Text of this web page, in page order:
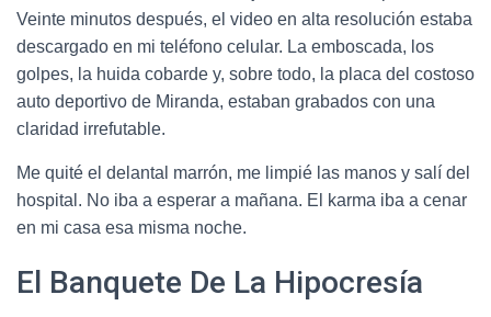
Veinte minutos después, el video en alta resolución estaba
descargado en mi teléfono celular. La emboscada, los
golpes, la huida cobarde y, sobre todo, la placa del costoso
auto deportivo de Miranda, estaban grabados con una
claridad irrefutable.
Me quité el delantal marrón, me limpié las manos y salí del
hospital. No iba a esperar a mañana. El karma iba a cenar
en mi casa esa misma noche.
El Banquete De La Hipocresía